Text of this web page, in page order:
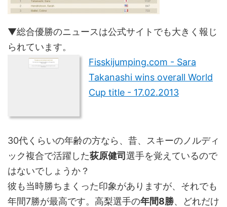
▼総合優勝のニュースは公式サイトでも大きく報じ
られています。
Fisskijumping.com - Sara
Takanashi wins overall World
Cup title - 17.02.2013
30代くらいの年齢の方なら、昔、スキーのノルディ
ック複合で活躍した荻原健司選手を覚えているので
はないでしょうか？
彼も当時勝ちまくった印象がありますが、それでも
年間7勝が最高です。高梨選手の年間8勝、どれだけ